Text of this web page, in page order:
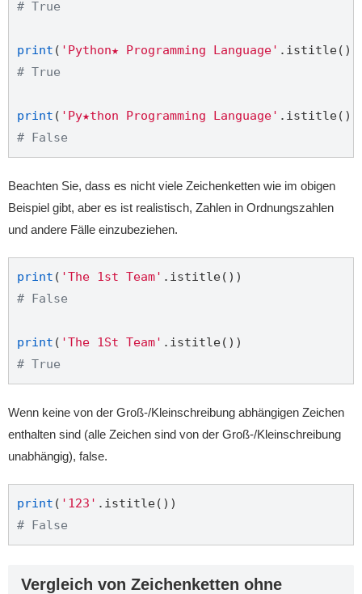
# True
print ( 'Python★ Programming Language'
# True
print ( 'Py★thon Programming Language'
# False
Beachten Sie, dass es nicht viele Zeichenketten wie im obigen
Beispiel gibt, aber es ist realistisch, Zahlen in Ordnungszahlen
und andere Fälle einzubeziehen.
print ( 'The 1st Team'
# False
print ( 'The 1St Team'
# True
Wenn keine von der Groß-/Kleinschreibung abhängigen Zeichen
enthalten sind (alle Zeichen sind von der Groß-/Kleinschreibung
unabhängig), false.
print ( '123'
# False
Vergleich von Zeichenketten ohne